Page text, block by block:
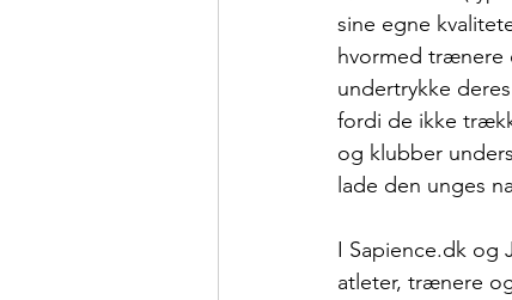
sine egne
hvormed trænere
undertrykke
fordi de ikke
og klubber
lade den unges
I Sapience.dk og
atleter, trænere